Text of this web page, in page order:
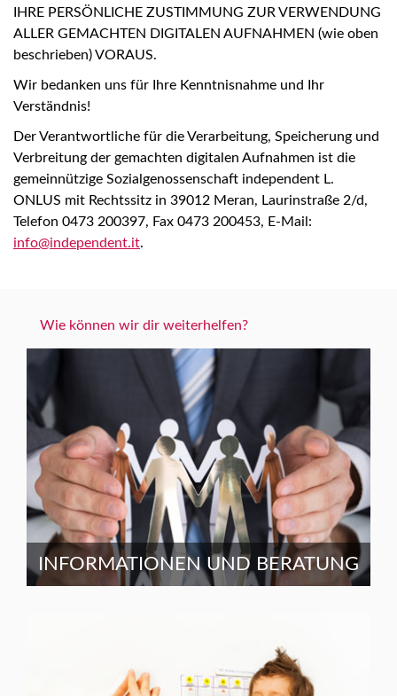
IHRE PERSÖNLICHE ZUSTIMMUNG ZUR VERWENDUNG
ALLER GEMACHTEN DIGITALEN AUFNAHMEN (wie oben
beschrieben) VORAUS.
Wir bedanken uns für Ihre Kenntnisnahme und Ihr
Verständnis!
Der Verantwortliche für die Verarbeitung, Speicherung und
Verbreitung der gemachten digitalen Aufnahmen ist die
gemeinnützige Sozialgenossenschaft independent L.
ONLUS mit Rechtssitz in 39012 Meran, Laurinstraße 2/d,
Telefon 0473 200397, Fax 0473 200453, E-Mail:
info@independent.it.
Wie können wir dir weiterhelfen?
INFORMATIONEN UND BERATUNG